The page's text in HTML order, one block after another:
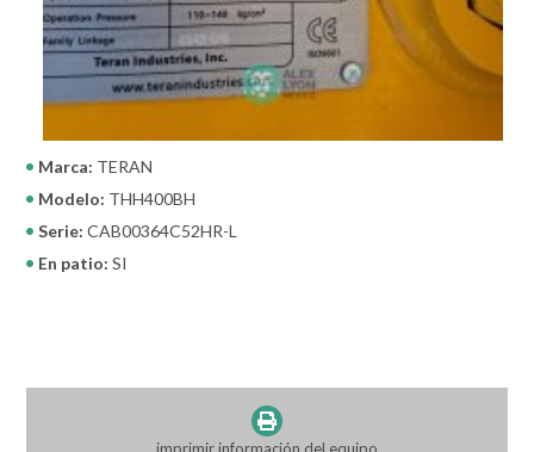
Marca: TERAN
Modelo: THH400BH
Serie:CAB00364C52HR-L
En patio:SI